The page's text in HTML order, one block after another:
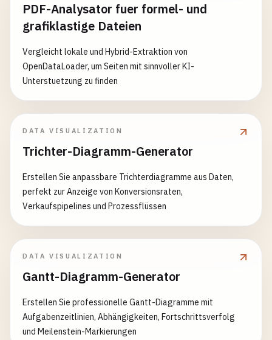
PDF-Analysator fuer formel- und
grafiklastige Dateien
Vergleicht lokale und Hybrid-Extraktion von
OpenDataLoader, um Seiten mit sinnvoller KI-
Unterstuetzung zu finden
DATA VISUALIZATION
Trichter-Diagramm-Generator
Erstellen Sie anpassbare Trichterdiagramme aus Daten,
perfekt zur Anzeige von Konversionsraten,
Verkaufspipelines und Prozessflüssen
DATA VISUALIZATION
Gantt-Diagramm-Generator
Erstellen Sie professionelle Gantt-Diagramme mit
Aufgabenzeitlinien, Abhängigkeiten, Fortschrittsverfolg
und Meilenstein-Markierungen